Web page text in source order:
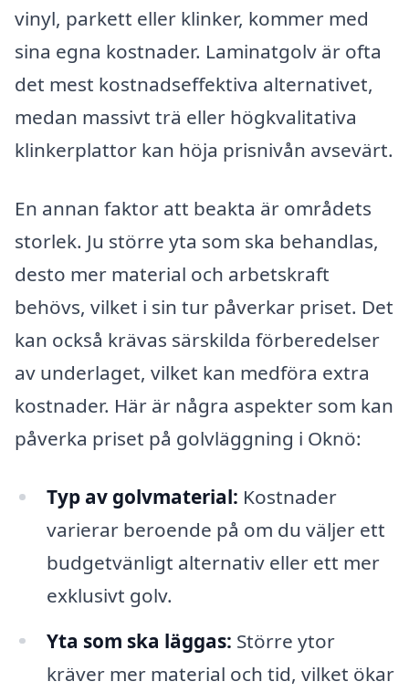
vinyl, parkett eller klinker, kommer med
sina egna kostnader. Laminatgolv är ofta
det mest kostnadseffektiva alternativet,
medan massivt trä eller högkvalitativa
klinkerplattor kan höja prisnivån avsevärt.
En annan faktor att beakta är områdets
storlek. Ju större yta som ska behandlas,
desto mer material och arbetskraft
behövs, vilket i sin tur påverkar priset. Det
kan också krävas särskilda förberedelser
av underlaget, vilket kan medföra extra
kostnader. Här är några aspekter som kan
påverka priset på golvläggning i Oknö:
Typ av golvmaterial: Kostnader
varierar beroende på om du väljer ett
budgetvänligt alternativ eller ett mer
exklusivt golv.
Yta som ska läggas: Större ytor
kräver mer material och tid, vilket ökar